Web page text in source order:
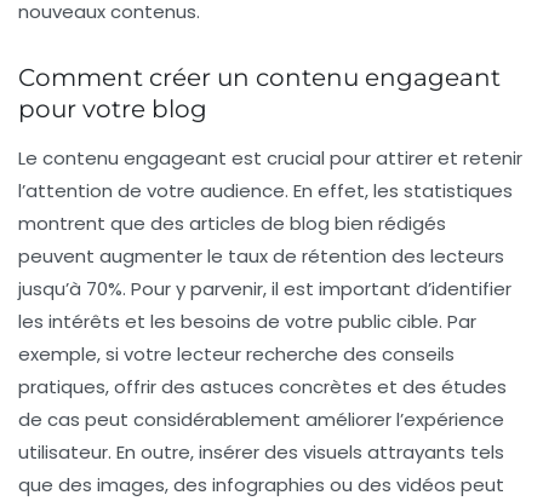
nouveaux contenus.
Comment créer un contenu engageant
pour votre blog
Le contenu engageant est crucial pour attirer et retenir
l’attention de votre audience. En effet, les statistiques
montrent que des articles de blog bien rédigés
peuvent augmenter le taux de rétention des lecteurs
jusqu’à 70%. Pour y parvenir, il est important d’identifier
les intérêts et les besoins de votre public cible. Par
exemple, si votre lecteur recherche des conseils
pratiques, offrir des astuces concrètes et des études
de cas peut considérablement améliorer l’expérience
utilisateur. En outre, insérer des visuels attrayants tels
que des images, des infographies ou des vidéos peut